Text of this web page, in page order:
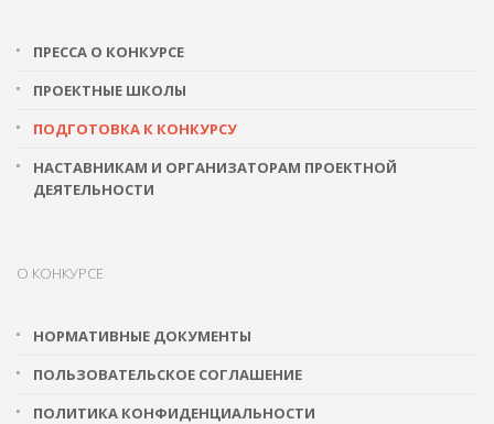
ПРЕССА О КОНКУРСЕ
ПРОЕКТНЫЕ ШКОЛЫ
ПОДГОТОВКА К КОНКУРСУ
НАСТАВНИКАМ И ОРГАНИЗАТОРАМ ПРОЕКТНОЙ
ДЕЯТЕЛЬНОСТИ
О КОНКУРСЕ
НОРМАТИВНЫЕ ДОКУМЕНТЫ
ПОЛЬЗОВАТЕЛЬСКОЕ СОГЛАШЕНИЕ
ПОЛИТИКА КОНФИДЕНЦИАЛЬНОСТИ